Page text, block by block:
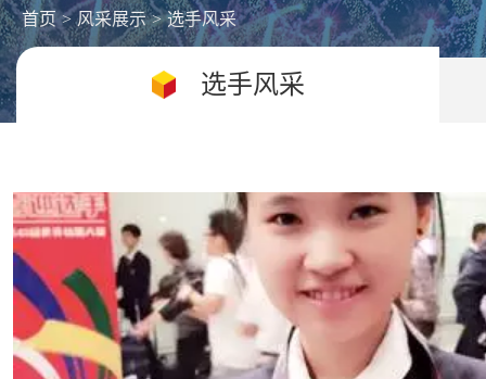
首页 > 风采展示 > 选手风采
选手风采